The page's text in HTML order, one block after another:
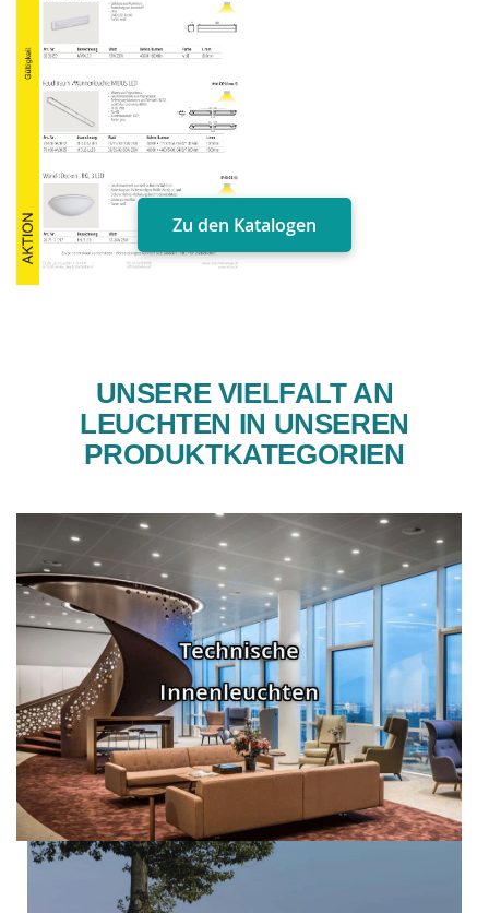
Zu den Katalogen
UNSERE VIELFALT AN
LEUCHTEN IN UNSEREN
PRODUKTKATEGORIEN
Technische
Innenleuchten